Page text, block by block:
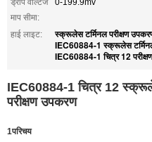
ड्रॉप वोल्टेज
माप सीमा:
0-199.9mv
हाई लाइट: स्क्रूलेस टर्मिनल परीक्षण
IEC60884-1 स्क्रूलेस
IEC60884-1 चित्र 12
IEC60884-1 चित्र 12
परीक्षण उपकरण
1परिचय